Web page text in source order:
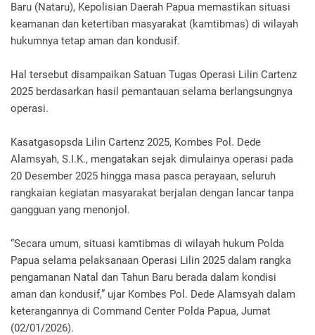
Baru (Nataru), Kepolisian Daerah Papua memastikan situasi
keamanan dan ketertiban masyarakat (kamtibmas) di wilayah
hukumnya tetap aman dan kondusif.
Hal tersebut disampaikan Satuan Tugas Operasi Lilin Cartenz
2025 berdasarkan hasil pemantauan selama berlangsungnya
operasi.
Kasatgasopsda Lilin Cartenz 2025, Kombes Pol. Dede
Alamsyah, S.I.K., mengatakan sejak dimulainya operasi pada
20 Desember 2025 hingga masa pasca perayaan, seluruh
rangkaian kegiatan masyarakat berjalan dengan lancar tanpa
gangguan yang menonjol.
“Secara umum, situasi kamtibmas di wilayah hukum Polda
Papua selama pelaksanaan Operasi Lilin 2025 dalam rangka
pengamanan Natal dan Tahun Baru berada dalam kondisi
aman dan kondusif,” ujar Kombes Pol. Dede Alamsyah dalam
keterangannya di Command Center Polda Papua, Jumat
(02/01/2026).